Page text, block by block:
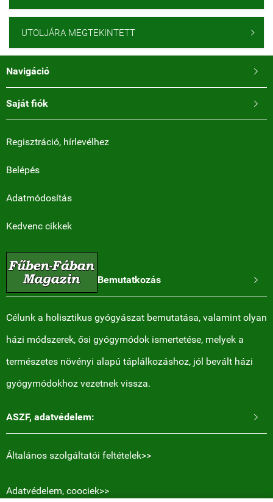
UTOLJÁRA MEGTEKINTETT 
Navigáció 
Saját fiók 
Regisztráció, hírlevélhez
Belépés
Adatmódosítás
Kedvenc cikkek
Bemutatkozás 
Célunk a holisztikus gyógyászat bemutatása, valamint olyan
házi módszerek, ősi gyógymódok ismertetése, melyek a
természetes növényi alapú táplálkozáshoz, jól bevált házi
gyógymódokhoz vezetnek vissza.
ASZF, adatvédelem: 
Általános szolgáltatói feltételek>>
Adatvédelem, coociek>>